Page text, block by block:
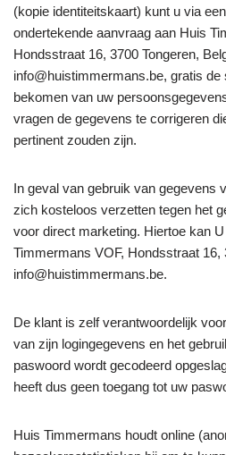
(kopie identiteitskaart) kunt u via
ondertekende aanvraag aan Huis
Hondsstraat 16, 3700 Tongeren,
info@huistimmermans.be, gratis de
bekomen van uw
vragen de gegevens te corrigeren
pertinent zouden zijn.
In geval van gebruik van gegevens
zich kosteloos verzetten tegen het
voor direct marketing. Hiertoe kan
Timmermans VOF, Hondsstraat 16,
info@huistimmermans.be.
De klant is zelf verantwoordelijk
van zijn logingegevens en het
paswoord wordt gecodeerd
heeft dus geen toegang tot uw
Huis Timmermans houdt online